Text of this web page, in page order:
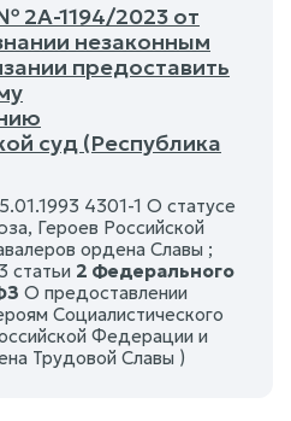
2А-1194/2023 от
незаконным
предоставить
суд (Республика
4301-1 О статусе
Героев Российской
ордена Славы ;
статьи 2 Федерального
О предоставлении
Социалистического
Федерации и
Трудовой Славы )